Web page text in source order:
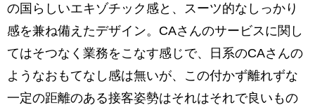
の国らしいエキゾチック感と、スーツ的なしっかり
感を兼ね備えたデザイン。CAさんのサービスに関し
てはそつなく業務をこなす感じで、日系のCAさんの
ようなおもてなし感は無いが、この付かず離れずな
一定の距離のある接客姿勢はそれはそれで良いもの